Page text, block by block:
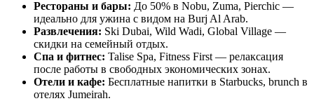
Рестораны и бары: До 50% в Nobu, Zuma, Pierchic —
идеально для ужина с видом на Burj Al Arab.
Развлечения: Ski Dubai, Wild Wadi, Global Village —
скидки на семейный отдых.
Спа и фитнес: Talise Spa, Fitness First — релаксация
после работы в свободных экономических зонах.
Отели и кафе: Бесплатные напитки в Starbucks, brunch в
отелях Jumeirah.